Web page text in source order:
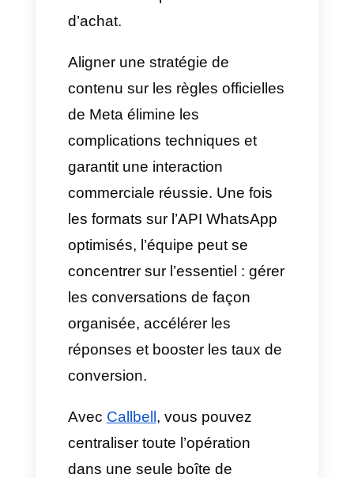
formats sur l’API
WhatsApp
Les statuts sont devenus l’un
des moyens les plus efficaces
d’atteindre le public, permettant
désormais des vidéos jusqu’à
90 secondes. Cependant,
l’interface de l’application peut
masquer des informations si
vous n’appliquez pas les
bonnes dimensions dans les
formats de l’API WhatsApp :
Dimensions :
1080 × 1920
pixels (format vertical 9:16).